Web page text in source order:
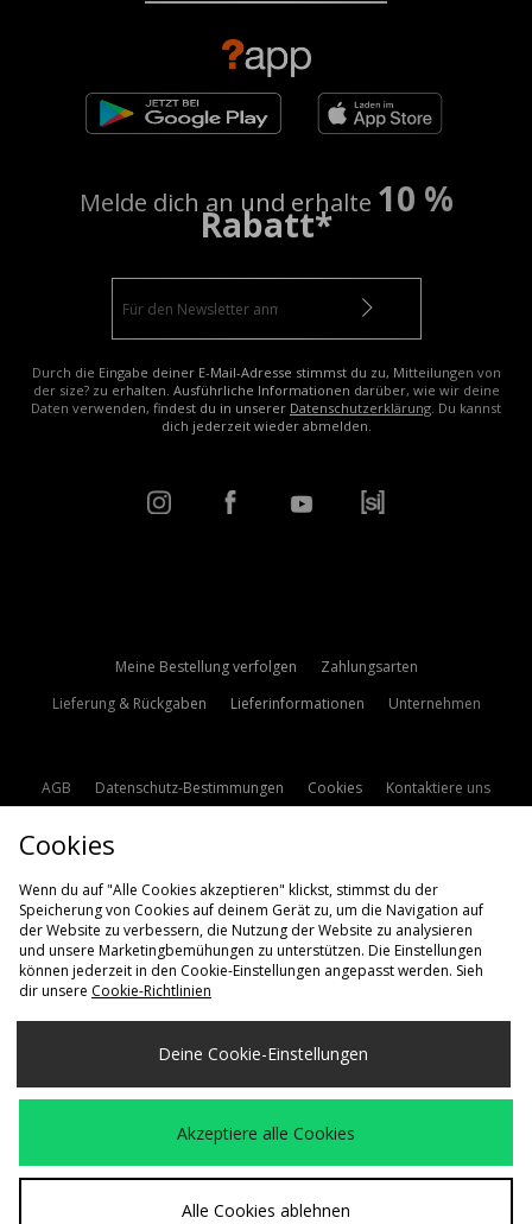
Melde dich an und erhalte 10 %
Rabatt*
Durch die Eingabe deiner E-Mail-Adresse stimmst du zu, Mitteilungen von
der size? zu erhalten. Ausführliche Informationen darüber, wie wir deine
Daten verwenden, findest du in unserer Datenschutzerklärung. Du kannst
dich jederzeit wieder abmelden.
Meine Bestellung verfolgen
Zahlungsarten
Lieferung & Rückgaben
Lieferinformationen Unternehmen
AGB Datenschutz-Bestimmungen Cookies
Kontaktiere uns
Lieferung Nach
Deutschland
Wir akzeptieren die folgenden Zahlungsmethoden
Besuchen Sie unsere Unternehmens-Website auf
Cookies
Wenn du auf "Alle Cookies akzeptieren" klickst, stimmst du der
Speicherung von Cookies auf deinem Gerät zu, um die Navigation auf
der Website zu verbessern, die Nutzung der Website zu analysieren
und unsere Marketingbemühungen zu unterstützen. Die Einstellungen
können jederzeit in den Cookie-Einstellungen angepasst werden. Sieh
dir unsere Cookie-Richtlinien
Deine Cookie-Einstellungen
Akzeptiere alle Cookies
Alle Cookies ablehnen